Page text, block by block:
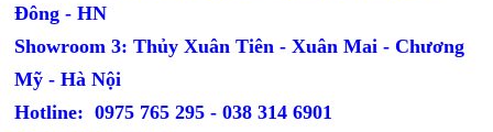
Đông - HN
Showroom 3: Thủy Xuân Tiên - Xuân Mai - Chương
Mỹ - Hà Nội
Hotline: 0975 765 295 -038 314 6901